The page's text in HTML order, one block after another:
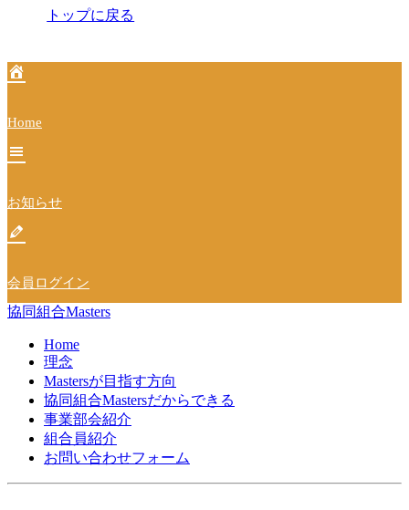
ー
ョ
ン
トップに戻る
Home
お知らせ
会員ログイン
協同組合Masters
Home
理念
Mastersが目指す方向
協同組合Mastersだからできる
事業部会紹介
組合員紹介
お問い合わせフォーム